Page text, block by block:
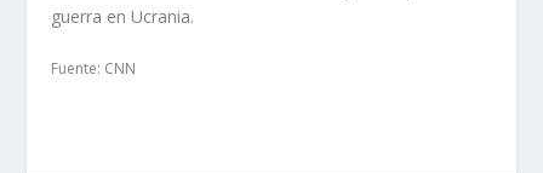
guerra en Ucrania.
Fuente: CNN